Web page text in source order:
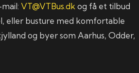
VT@VTBus.dk og få et tilbud
eller busture med komfortable
og byer som Aarhus, Odder,